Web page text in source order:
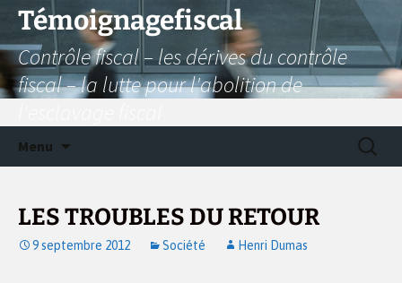
Aller
contenu
Témoignagefiscal
Contrôle fiscal – les dérives du contrôle
fiscal – la lutte pour l'abolition de
Menu
LES TROUBLES DU RETOUR
9 septembre 2012 Société Henri Dumas